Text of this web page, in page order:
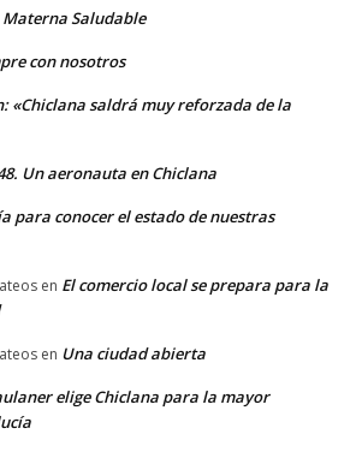
Saludable
con nosotros
«Chiclana saldrá muy reforzada de la
Un aeronauta en Chiclana
para conocer el estado de nuestras
en El comercio local se prepara para la
en Una ciudad abierta
elige Chiclana para la mayor